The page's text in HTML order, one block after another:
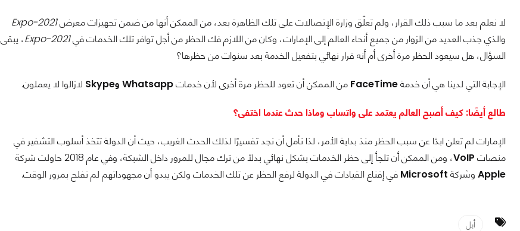
لا نعلم بعد ما سبب ذلك القرار، ولم تعلّق وزارة الإتصالات على تلك الظاهرة بعد، من الممكن أنها من ضمن تجهيزات معرضExpo-2021
والذي جذب العديد من الزوار من جميع أنحاء العالم إلى الإمارات، وكان من اللازم فك الحظر من أجل توافر تلك الخدمات فيExpo-2021، يبقى
السؤال، هل سيعود الحظر مرة أخرى أم أنه قرار نهائي بتفعيل الخدمة بعد سنوات من حظرها؟
الإجابة التي لدينا هي أن خدمةFaceTime من الممكن أن تعود للحظر مرة أخرى لأن خدماتWhatsapp وSkype لازالوا لا يعملون.
طالع أيضًا: كيف أصبح العالم يعتمد على واتساب وماذا حدث عندما اختفى؟
الإمارات لم تعلن ابدًا عن سبب الحظر منذ بداية الأمر، لذا نأمل أن نجد تفسيرًا لذلك الحدث الغريب، حيث أن الدولة تتخذ أسلوب التشفير في
منصات VoIP، ومن الممكن أن تلجأ إلى حظر الخدمات بشكل نهائي بدلًا من ترك مجال للمرور داخل الشبكة، وفي عام 2018 حاولت شركة
Apple وشركة Microsoft في إقناع القيادات في الدولة لرفع الحظر عن تلك الخدمات ولكن يبدو أن مجهوداتهم لم تفلح بمرور الوقت.
أبل